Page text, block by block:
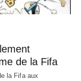
de la Fifa
la Fifa aux